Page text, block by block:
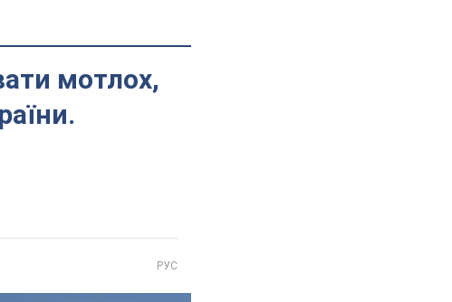
мотлох,
РУС